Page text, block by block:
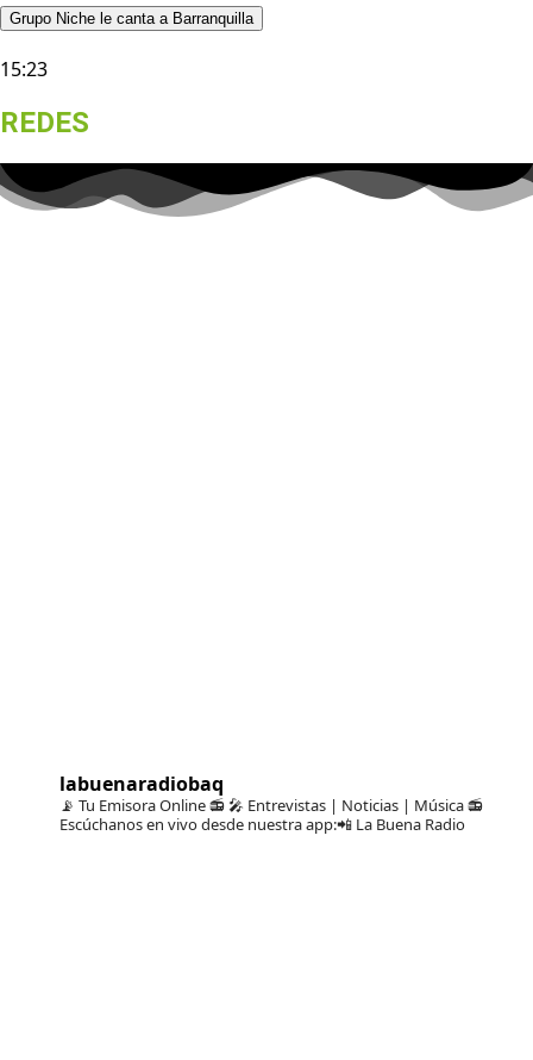
Grupo Niche le canta a Barranquilla
15:23
REDES
labuenaradiobaq
📡 Tu Emisora Online 📻🎤 Entrevistas | Noticias | Música📻
Escúchanos en vivo desde nuestra app:📲 La Buena Radio